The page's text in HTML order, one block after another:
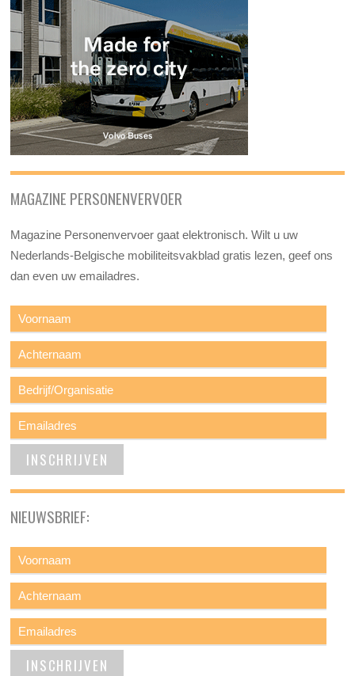
MAGAZINE PERSONENVERVOER
Magazine Personenvervoer gaat elektronisch. Wilt u uw
Nederlands-Belgische mobiliteitsvakblad gratis lezen, geef ons
dan even uw emailadres.
NIEUWSBRIEF: